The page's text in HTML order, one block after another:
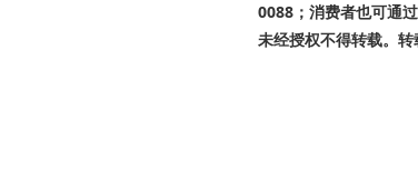
0088；消费者也可通
未经授权不得转载。